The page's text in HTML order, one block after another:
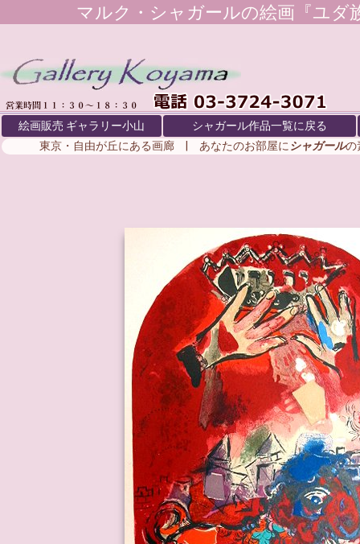
マルク・シャガールの絵画『ユダ
絵画販売 ギャラリー小山
シャガール作品一覧に戻る
東京・自由が丘にある画廊 | あなたのお部屋に シャガールの